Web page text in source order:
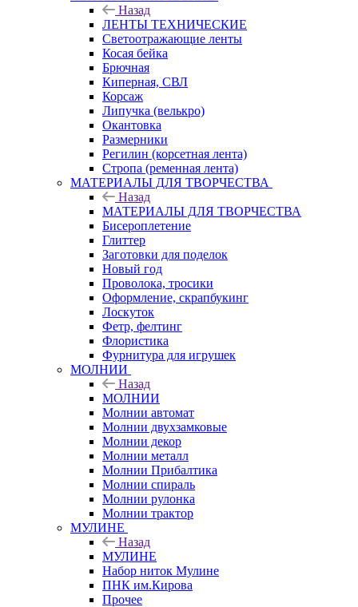
Назад
ЛЕНТЫ ТЕХНИЧЕСКИЕ
Светоотражающие ленты
Косая бейка
Брючная
Киперная, СВЛ
Корсаж
Липучка (велькро)
Окантовка
Размерники
Регилин (корсетная лента)
Стропа (ременная лента)
МАТЕРИАЛЫ ДЛЯ ТВОРЧЕСТВА
Назад
МАТЕРИАЛЫ ДЛЯ ТВОРЧЕСТВА
Бисероплетение
Глиттер
Заготовки для поделок
Новый год
Проволока, тросики
Оформление, скрапбукинг
Лоскуток
Фетр, фелтинг
Флористика
Фурнитура для игрушек
МОЛНИИ
Назад
МОЛНИИ
Молнии автомат
Молнии двухзамковые
Молнии декор
Молнии металл
Молнии Прибалтика
Молнии спираль
Молнии рулонка
Молнии трактор
МУЛИНЕ
Назад
МУЛИНЕ
Набор ниток Мулине
ПНК им.Кирова
Прочее